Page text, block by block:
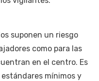
suponen un riesgo
como para las
en el centro. Es
mínimos y